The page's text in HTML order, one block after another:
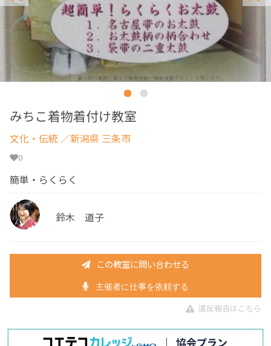
みちこ着物着付け教室
文化・伝統 ／新潟県 三条市
0
簡単・らくらく
鈴木 道子
この教室に問い合わせる
主催者に仕事を依頼する
違反報告はこちら